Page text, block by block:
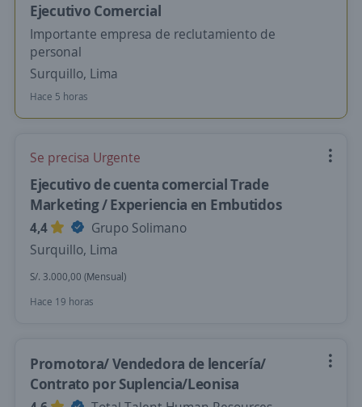
Ejecutivo Comercial
Importante empresa de reclutamiento de
personal
Surquillo, Lima
Hace 5 horas
Se precisa Urgente
Ejecutivo de cuenta comercial Trade
Marketing / Experiencia en Embutidos
4,4
Grupo Solimano
Surquillo, Lima
S/. 3.000,00 (Mensual)
Hace 19 horas
Promotora/ Vendedora de lencería/
Contrato por Suplencia/Leonisa